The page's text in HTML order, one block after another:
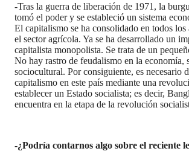
-Tras la guerra de liberación de 1971, la
tomó el poder y se estableció un sistema
El capitalismo se ha consolidado en todos
el sector agrícola. Ya se ha desarrollado un
capitalista monopolista. Se trata de un
No hay rastro de feudalismo en la economía,
sociocultural. Por consiguiente, es necesario
capitalismo en este país mediante una
establecer un Estado socialista; es decir,
encuentra en la etapa de la revolución
-¿Podría contarnos algo sobre el reciente